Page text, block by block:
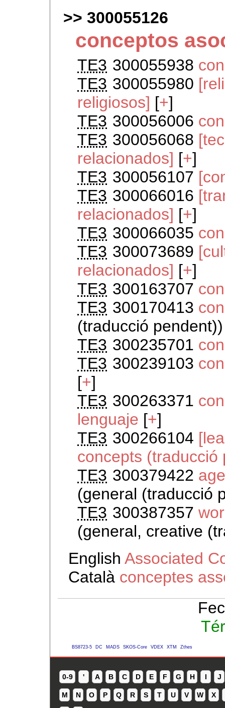
300055126
conceptos
TE3 300055938
TE3 300055980
religiosos] [+]
TE3 300056006
TE3 300056068
relacionados] [+]
TE3 300056107
TE3 300066016
relacionados] [+]
TE3 300066035
TE3 300073689
relacionados] [+]
TE3 300163707
TE3 300170413
(traducció
TE3 300235701
TE3 300239103
[+]
TE3 300263371
lenguaje [+]
TE3 300266104
concepts (traducció
TE3 300379422
(general (traducció
TE3 300387357
(general, creative
English Associated
Català conceptes
BS8723-5 DC MADS SKOS-Core VDEX XTM Zthes
0-9 ' A B C D E F G H I J
M N O P Q R S T U V W X